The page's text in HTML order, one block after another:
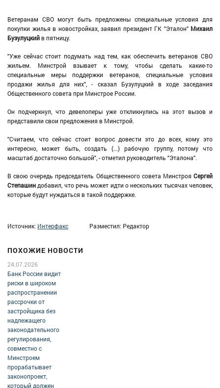
Ветеранам СВО могут быть предложены специальные условия для
покупки жилья в новостройках, заявил президент ГК "Эталон" Михаил
Бузулуцкийв пятницу.
"Уже сейчас стоит подумать над тем, как обеспечить ветеранов СВО
жильем. Минстрой взывает к тому, чтобы сделать какие-то
специальные меры поддержки ветеранов, специальные условия
продажи жилья для них", - сказал Бузулуцкий в ходе заседания
Общественного совета при Минстрое России.
Он подчеркнул, что девелоперы уже откликнулись на этот вызов и
представили свои предложения в Минстрой.
"Считаем, что сейчас стоит вопрос довести это до всех, кому это
интересно, может быть, создать (...) рабочую группу, потому что
масштаб достаточно большой", - отметил руководитель "Эталона".
В свою очередь председатель Общественного совета Минстроя Сергей
Степашин добавил, что речь может идти о нескольких тысячах человек,
которые будут нуждаться в такой поддержке.
Источник: Интерфакс Разместил: Редактор
ПОХОЖИЕ НОВОСТИ
24.07.2026
Банк России видит
риски в широком
распространении
рассрочки от
застройщика без
надлежащего
законодательного
регулирования,
совместно с
Минстроем
прорабатывает
законопроект,
который должен